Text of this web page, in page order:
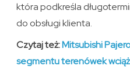
która podkreśla
do obsługi klienta.
Czytaj też:Mitsubishi
segmentu terenówek